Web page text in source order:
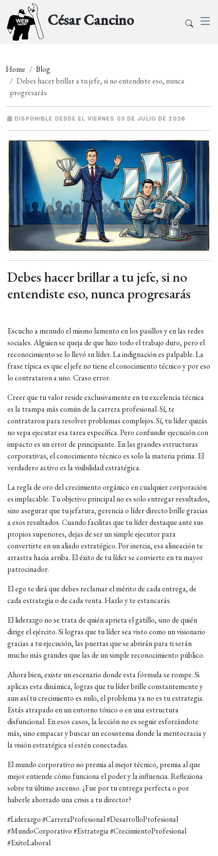
César Cancino
Home
Blog
Debes hacer brillar a tu jefe, si no entendiste eso, nunca
progresarás
DISPONIBLE DESDE EL VIERNES 03 DE JULIO DE 2026
Debes hacer brillar a tu jefe, si no
entendiste eso, nunca progresarás
Escucho a menudo el mismo lamento en los pasillos y en las redes
sociales. Alguien se queja de que hizo todo el trabajo duro, pero el
reconocimiento se lo llevó su líder. La indignación es palpable. La
frase típica es que el jefe no tiene el conocimiento técnico y por eso
lo contrataron a uno. Craso error.
Creer que tu valor reside exclusivamente en tu excelencia técnica
es la trampa más común de la carrera profesional. Sí, te
contrataron para resolver problemas complejos. Sí, tu líder quizás
no sepa ejecutar esa tarea específica. Pero confundir ejecución con
impacto es un error de principiante. En las grandes estructuras
corporativas, el conocimiento técnico es solo la materia prima. El
verdadero activo es la visibilidad estratégica.
La regla de oro del crecimiento orgánico en cualquier corporación
es implacable. Tu objetivo principal no es solo entregar resultados,
sino asegurar que tu jefatura, gerencia o líder directo brille gracias
a esos resultados. Cuando facilitas que tu líder destaque ante sus
propios superiores, dejas de ser un simple ejecutor para
convertirte en un aliado estratégico. Por inercia, esa alineación te
arrastra hacia arriba. El éxito de tu líder se convierte en tu mayor
patrocinador.
El ego te dirá que debes reclamar el mérito de cada entrega, de
cada estrategia o de cada venta. Hazlo y te estancarás.
El liderazgo no se trata de quién aprieta el gatillo, sino de quién
dirige el ejército. Si logras que tu líder sea visto como un visionario
gracias a tu ejecución, las puertas que se abrirán para ti serán
mucho más grandes que las de un simple reconocimiento público.
Ahora bien, existe un escenario donde esta fórmula se rompe. Si
aplicas esta dinámica, logras que tu líder brille constantemente y
aun así tu crecimiento es nulo, el problema ya no es tu estrategia.
Estás atrapado en un entorno tóxico o en una estructura
disfuncional. En esos casos, la lección no es seguir esforzándote
más, sino empacar y buscar un ecosistema donde la meritocracia y
la visión estratégica sí estén conectadas.
El mundo corporativo no premia al mejor técnico, premia al que
mejor entiende cómo funciona el poder y la influencia. Reflexiona
sobre tu último ascenso. ¿Fue por tu entrega perfecta o por
haberle ahorrado una crisis a tu director?
#Liderazgo #CarreraProfesional #DesarrolloProfesional
#MundoCorporativo #Estrategia #CrecimientoProfesional
#ExitoLaboral